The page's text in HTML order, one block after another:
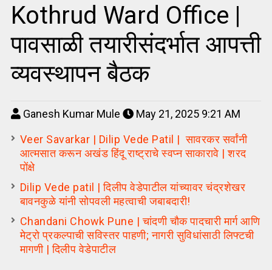
Kothrud Ward Office |
पावसाळी तयारीसंदर्भात आपत्ती
व्यवस्थापन बैठक
Ganesh Kumar Mule
May 21, 2025 9:21 AM
Veer Savarkar | Dilip Vede Patil | सावरकर सर्वांनी
आत्मसात करून अखंड हिंदू राष्ट्राचे स्वप्न साकारावे | शरद
पोंक्षे
Dilip Vede patil | दिलीप वेडेपाटील यांच्यावर चंद्रशेखर
बावनकुळे यांनी सोपवली महत्वाची जबाबदारी!
Chandani Chowk Pune | चांदणी चौक पादचारी मार्ग आणि
मेट्रो प्रकल्पाची सविस्तर पाहणी; नागरी सुविधांसाठी लिफ्टची
मागणी | दिलीप वेडेपाटील